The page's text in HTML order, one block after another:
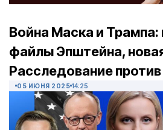
Война Маска и Трампа:
файлы Эпштейна,
Расследование
05 ИЮНЯ 2025 14:25